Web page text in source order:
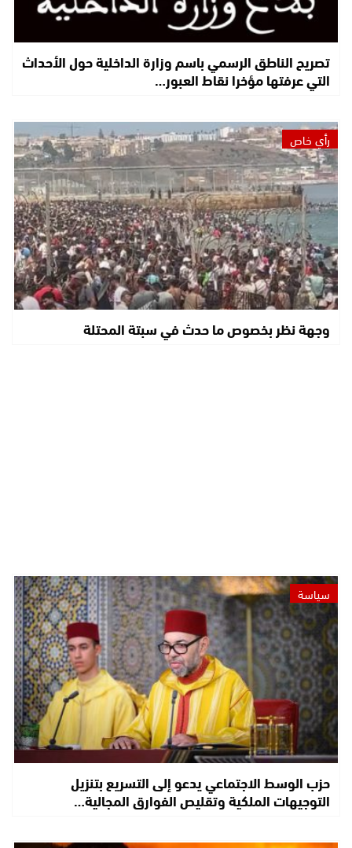
تصريح الناطق الرسمي باسم وزارة الداخلية حول الأحداث
التي عرفتها مؤخرا نقاط العبور…
رأي خاص
وجهة نظر بخصوص ما حدث في سبتة المحتلة
سياسة
حزب الوسط الاجتماعي يدعو إلى التسريع بتنزيل
التوجيهات الملكية وتقليص الفوارق المجالية…